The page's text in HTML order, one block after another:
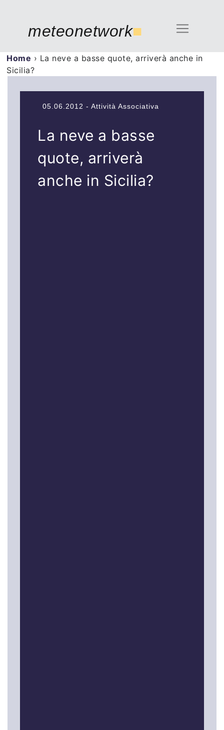
meteonetwork■
Home › La neve a basse quote, arriverà anche in
Sicilia?
05.06.2012 - Attività Associativa
La neve a basse
quote, arriverà
anche in Sicilia?